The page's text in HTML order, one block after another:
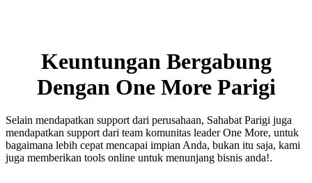
Keuntungan Bergabung
Dengan One More Parigi
Selain mendapatkan support dari perusahaan, Sahabat Parigi juga
mendapatkan support dari team komunitas leader One More, untuk
bagaimana lebih cepat mencapai impian Anda, bukan itu saja, kami
juga memberikan tools online untuk menunjang bisnis anda!.